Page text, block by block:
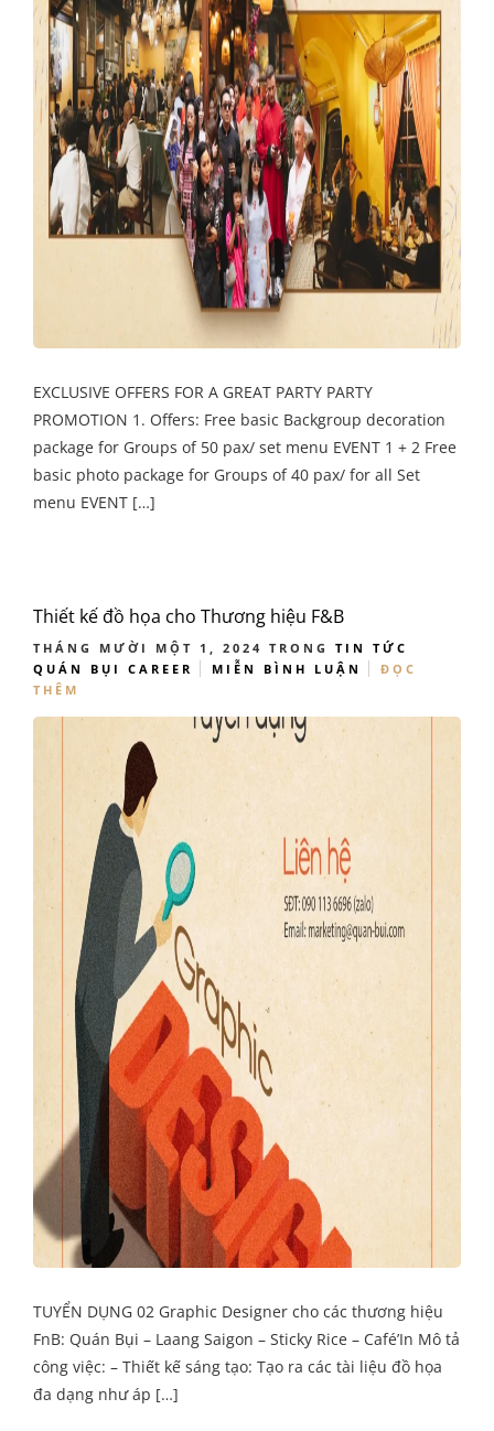
EXCLUSIVE OFFERS FOR A GREAT PARTY PARTY
PROMOTION 1. Offers: Free basic Backgroup decoration
package for Groups of 50 pax/ set menu EVENT 1 + 2 Free
basic photo package for Groups of 40 pax/ for all Set
menu EVENT […]
Thiết kế đồ họa cho Thương hiệu F&B
THÁNG MƯỜI MỘT 1, 2024 TRONG TIN TỨC
QUÁN BỤI CAREER
MIỄN BÌNH LUẬN
ĐỌC
THÊM
TUYỂN DỤNG 02 Graphic Designer cho các thương hiệu
FnB: Quán Bụi – Laang Saigon – Sticky Rice – Café’In Mô tả
công việc: – Thiết kế sáng tạo: Tạo ra các tài liệu đồ họa
đa dạng như áp […]